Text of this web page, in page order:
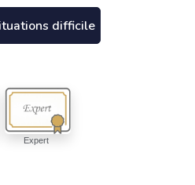
difficile
Expert